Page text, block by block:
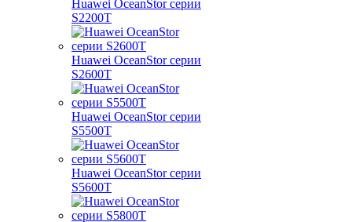
Huawei OceanStor серии
S2200T
Huawei OceanStor серии
S2600T
Huawei OceanStor серии
S5500T
Huawei OceanStor серии
S5600T